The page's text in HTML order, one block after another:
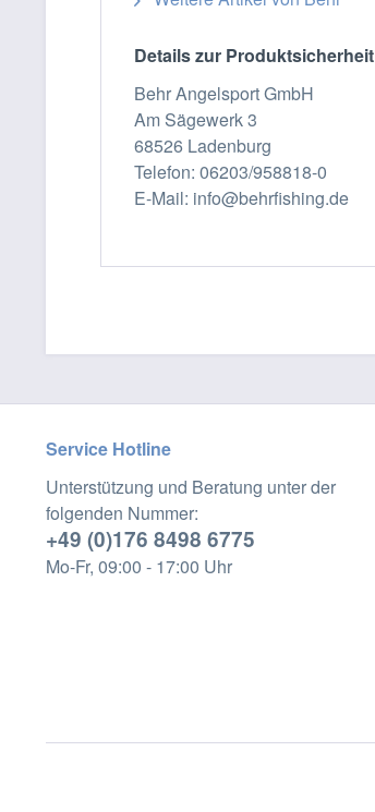
Details zur Produktsicherheit
Behr Angelsport GmbH
Am Sägewerk 3
68526 Ladenburg
Telefon: 06203/958818-0
E-Mail: info@behrfishing.de
Service Hotline
Unterstützung und Beratung unter der
folgenden Nummer:
+49 (0)176 8498 6775
Mo-Fr, 09:00 - 17:00 Uhr